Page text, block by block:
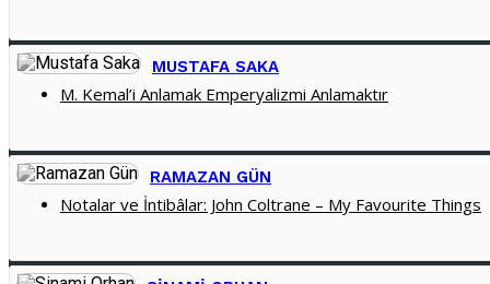
MUSTAFA SAKA
M. Kemal’i Anlamak Emperyalizmi Anlamaktır
RAMAZAN GÜN
Notalar ve İntibâlar: John Coltrane – My Favourite Things